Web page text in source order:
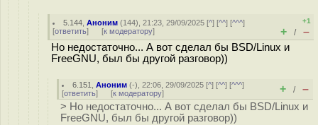
5.144 ,Аноним (144), 21:23, 29/09/2025 [^] [^^] [^^^]
[ответить] [к модератору]
+1
+ / –
Но недостаточно... А вот сделал бы BSD/Linux и
FreeGNU, был бы другой разговор))
6.151 ,Аноним (-), 22:06, 29/09/2025 [^] [^^] [^^^]
[ответить] [к модератору] + / –
> Но недостаточно... А вот сделал бы BSD/Linux и
FreeGNU, был бы другой разговор))